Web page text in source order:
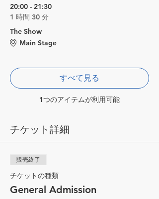
20:00 - 21:30
1 時間 30 分
The Show
Main Stage
1つのアイテムが利用可能
すべて見る
チケット詳細
販売終了
チケットの種類
General Admission